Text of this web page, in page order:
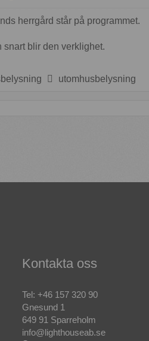
herrgård står på programmet.
blir den verklighet.
utomhusbelysning
Kontakta oss
Tel: +46 157 320 90
Gnesund 1
649 91 Sparreholm
info@lighthouseab.se